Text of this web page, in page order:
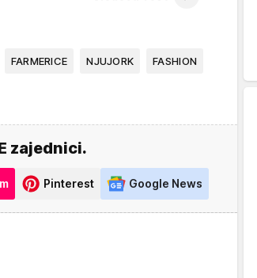
FARMERICE NJUJORK FASHION
zajednici.
Pinterest Google News